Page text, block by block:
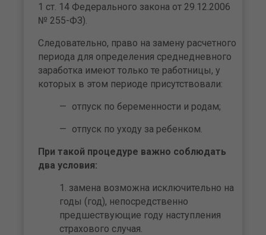
1 ст. 14 Федерального закона от 29.12.2006
№ 255-ФЗ).
Следовательно, право на замену расчетного
периода для определения среднедневного
заработка имеют только те работницы, у
которых в этом периоде присутствовали:
отпуск по беременности и родам;
отпуск по уходу за ребенком.
При такой процедуре важно соблюдать
два условия:
замена возможна исключительно на
годы (год), непосредственно
предшествующие году наступления
страхового случая.